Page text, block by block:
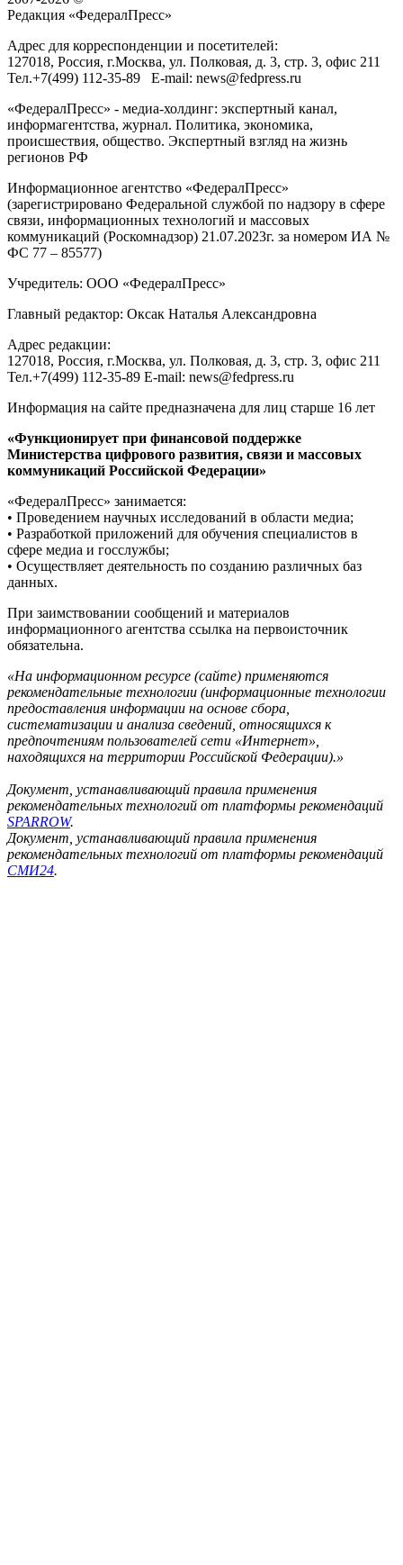
Редакция «ФедералПресс»
Адрес для корреспонденции и посетителей:
127018, Россия, г.Москва, ул. Полковая, д. 3, стр. 3, офис 211
Тел.+7(499) 112-35-89 E-mail: news@fedpress.ru
«ФедералПресс» - медиа-холдинг: экспертный канал,
информагентства, журнал. Политика, экономика,
происшествия, общество. Экспертный взгляд на жизнь
регионов РФ
Информационное агентство «ФедералПресс»
(зарегистрировано Федеральной службой по надзору в сфере
связи, информационных технологий и массовых
коммуникаций (Роскомнадзор) 21.07.2023г. за номером ИА №
ФС 77 – 85577)
Учредитель: ООО «ФедералПресс»
Главный редактор: Оксак Наталья Александровна
Адрес редакции:
127018, Россия, г.Москва, ул. Полковая, д. 3, стр. 3, офис 211
Тел.+7(499) 112-35-89 E-mail: news@fedpress.ru
Информация на сайте предназначена для лиц старше 16 лет
«Функционирует при финансовой поддержке
Министерства цифрового развития, связи и массовых
коммуникаций Российской Федерации»
«ФедералПресс» занимается:
• Проведением научных исследований в области медиа;
• Разработкой приложений для обучения специалистов в
сфере медиа и госслужбы;
• Осуществляет деятельность по созданию различных баз
данных.
При заимствовании сообщений и материалов
информационного агентства ссылка на первоисточник
обязательна.
«На информационном ресурсе (сайте) применяются
рекомендательные технологии (информационные технологии
предоставления информации на основе сбора,
систематизации и анализа сведений, относящихся к
предпочтениям пользователей сети «Интернет»,
находящихся на территории Российской Федерации).»
Документ, устанавливающий правила применения
рекомендательных технологий от платформы рекомендаций
SPARROW.
Документ, устанавливающий правила применения
рекомендательных технологий от платформы рекомендаций
СМИ24.